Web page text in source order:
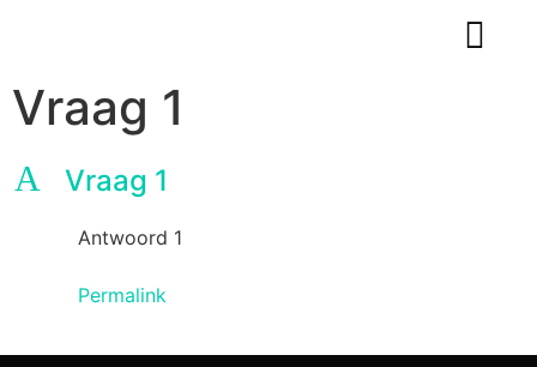
Vraag 1
A Vraag 1
Antwoord 1
Permalink